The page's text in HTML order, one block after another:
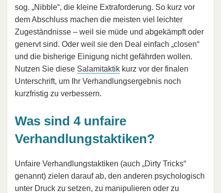
sog. „Nibble“, die kleine Extraforderung. So kurz vor
dem Abschluss machen die meisten viel leichter
Zugeständnisse – weil sie müde und abgekämpft oder
genervt sind. Oder weil sie den Deal einfach „closen“
und die bisherige Einigung nicht gefährden wollen.
Nutzen Sie diese Salamitaktik kurz vor der finalen
Unterschrift, um Ihr Verhandlungsergebnis noch
kurzfristig zu verbessern.
Was sind 4 unfaire
Verhandlungstaktiken?
Unfaire Verhandlungstaktiken (auch „Dirty Tricks“
genannt) zielen darauf ab, den anderen psychologisch
unter Druck zu setzen, zu manipulieren oder zu